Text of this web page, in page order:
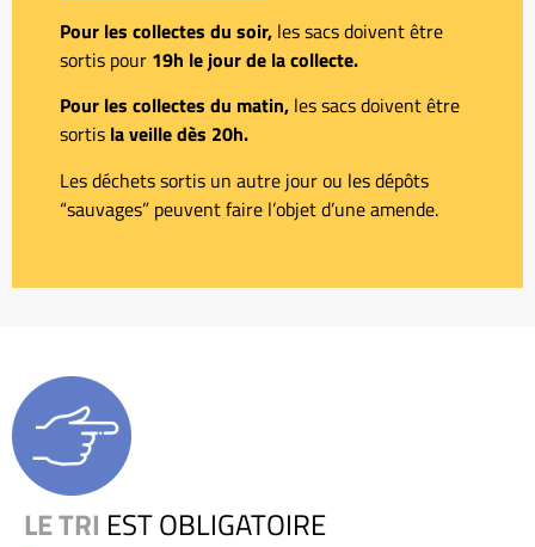
Pour les collectes du soir, les sacs doivent être
sortis pour 19h le jour de la collecte.
Pour les collectes du matin, les sacs doivent être
sortis la veille dès 20h.
Les déchets sortis un autre jour ou les dépôts
“sauvages” peuvent faire l’objet d’une amende.
LE TRI EST OBLIGATOIRE